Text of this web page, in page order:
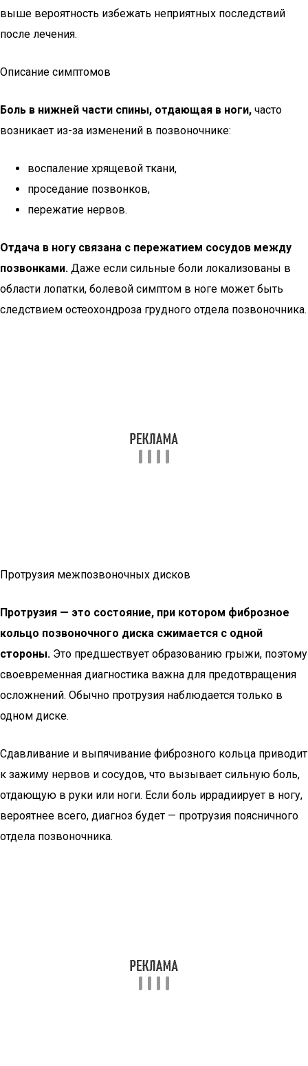
выше вероятность избежать неприятных последствий
после лечения.
Описание симптомов
Боль в нижней части спины, отдающая в ноги, часто
возникает из-за изменений в позвоночнике:
воспаление хрящевой ткани,
проседание позвонков,
пережатие нервов.
Отдача в ногу связана с пережатием сосудов между
позвонками. Даже если сильные боли локализованы в
области лопатки, болевой симптом в ноге может быть
следствием остеохондроза грудного отдела позвоночника.
Протрузия межпозвоночных дисков
Протрузия — это состояние, при котором фиброзное
кольцо позвоночного диска сжимается с одной
стороны. Это предшествует образованию грыжи, поэтому
своевременная диагностика важна для предотвращения
осложнений. Обычно протрузия наблюдается только в
одном диске.
Сдавливание и выпячивание фиброзного кольца приводит
к зажиму нервов и сосудов, что вызывает сильную боль,
отдающую в руки или ноги. Если боль иррадиирует в ногу,
вероятнее всего, диагноз будет — протрузия поясничного
отдела позвоночника.